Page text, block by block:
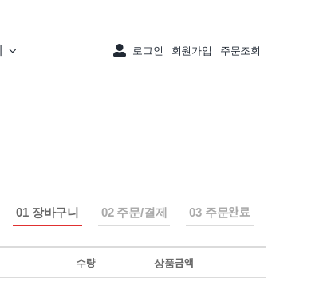
로그인 회원가입 주문조회
03 주문완료
02 주문/결제
01 장바구니
수량 상품금액